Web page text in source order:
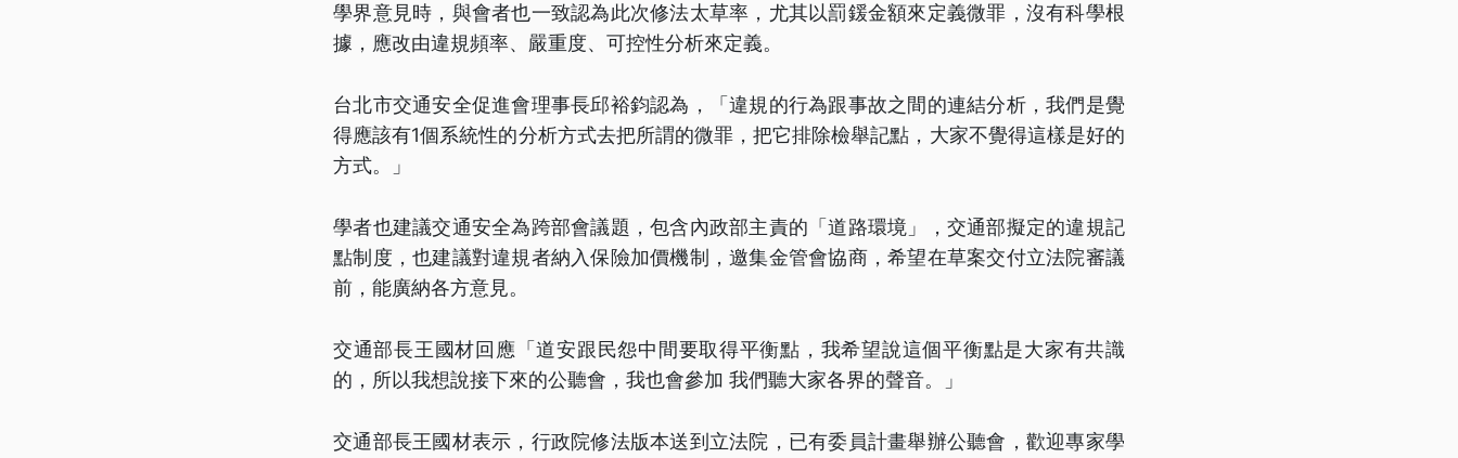
學界意見時，與會者也一致認為此次修法太草率，尤其以罰鍰金額來定義微罪，沒有科學根
據，應改由違規頻率、嚴重度、可控性分析來定義。
台北市交通安全促進會理事長邱裕鈞認為，「違規的行為跟事故之間的連結分析，我們是覺
得應該有1個系統性的分析方式去把所謂的微罪，把它排除檢舉記點，大家不覺得這樣是好的
方式。」
學者也建議交通安全為跨部會議題，包含內政部主責的「道路環境」，交通部擬定的違規記
點制度，也建議對違規者納入保險加價機制，邀集金管會協商，希望在草案交付立法院審議
前，能廣納各方意見。
交通部長王國材回應「道安跟民怨中間要取得平衡點，我希望說這個平衡點是大家有共識
的，所以我想說接下來的公聽會，我也會參加 我們聽大家各界的聲音。」
交通部長王國材表示，行政院修法版本送到立法院，已有委員計畫舉辦公聽會，歡迎專家學